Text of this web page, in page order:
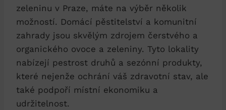
zeleninu v ⁣Praze,⁣ máte ⁤na výběr ⁢několik
možností.‍ Domácí pěstitelství a komunitní
zahrady jsou skvělým zdrojem čerstvého a⁢
organického ovoce a zeleniny. Tyto ​lokality
nabízejí ‍pestrost druhů a⁢ sezónní produkty,
které nejenže ochrání váš⁤ zdravotní stav, ‌ale
také ⁤podpoří⁤ místní ekonomiku a
udržitelnost.